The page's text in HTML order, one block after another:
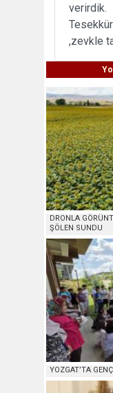
verirdik.
,zevkle
DRONLA
ŞÖLEN SUNDU
YOZGAT’TA